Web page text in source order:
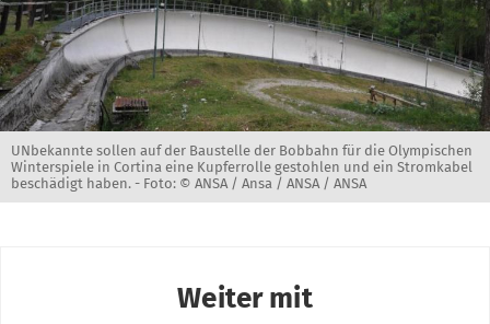
UNbekannte sollen auf der Baustelle der Bobbahn für die Olympischen
Winterspiele in Cortina eine Kupferrolle gestohlen und ein Stromkabel
beschädigt haben. - Foto: © ANSA / Ansa / ANSA / ANSA